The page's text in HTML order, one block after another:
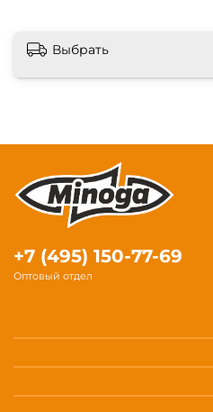
Выбрать
+7 (495) 150-77-69
Оптовый отдел